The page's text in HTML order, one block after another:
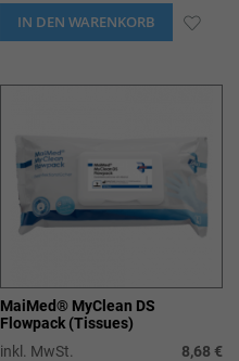
IN DEN WARENKORB ZUR
MaiMed® MyClean DS
Flowpack (Tissues)
inkl. MwSt.
8,68 €